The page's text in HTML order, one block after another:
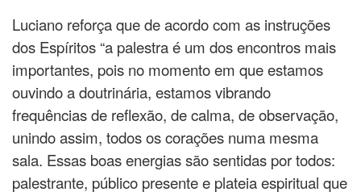
Luciano reforça que de acordo com as instruções
dos Espíritos “a palestra é um dos encontros mais
importantes, pois no momento em que estamos
ouvindo a doutrinária, estamos vibrando
frequências de reflexão, de calma, de observação,
unindo assim, todos os corações numa mesma
sala. Essas boas energias são sentidas por todos:
palestrante, público presente e plateia espiritual que